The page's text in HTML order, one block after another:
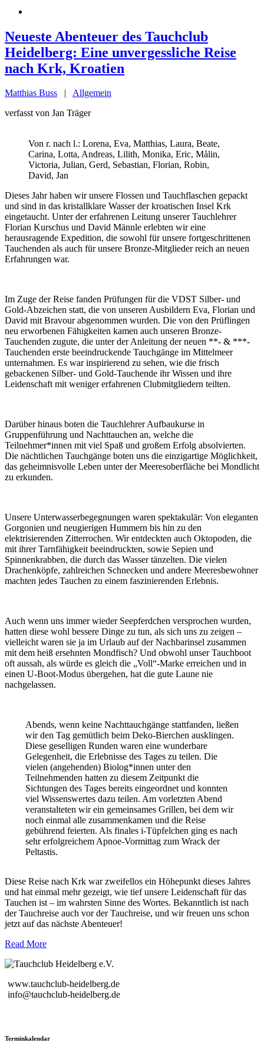
Neueste Abenteuer des Tauchclub
Heidelberg: Eine unvergessliche Reise
nach Krk, Kroatien
Matthias Buss | Allgemein
verfasst von Jan Träger
Von r. nach l.: Lorena, Eva, Matthias, Laura, Beate,
Carina, Lotta, Andreas, Lilith, Monika, Eric, Målin,
Victoria, Julian, Gerd, Sebastian, Florian, Robin,
David, Jan
Dieses Jahr haben wir unsere Flossen und Tauchflaschen gepackt
und sind in das kristallklare Wasser der kroatischen Insel Krk
eingetaucht. Unter der erfahrenen Leitung unserer Tauchlehrer
Florian Kurschus und David Männle erlebten wir eine
herausragende Expedition, die sowohl für unsere fortgeschrittenen
Tauchenden als auch für unsere Bronze-Mitglieder reich an neuen
Erfahrungen war.
Im Zuge der Reise fanden Prüfungen für die VDST Silber- und
Gold-Abzeichen statt, die von unseren Ausbildern Eva, Florian und
David mit Bravour abgenommen wurden. Die von den Prüflingen
neu erworbenen Fähigkeiten kamen auch unseren Bronze-
Tauchenden zugute, die unter der Anleitung der neuen **- & ***-
Tauchenden erste beeindruckende Tauchgänge im Mittelmeer
unternahmen. Es war inspirierend zu sehen, wie die frisch
gebackenen Silber- und Gold-Tauchende ihr Wissen und ihre
Leidenschaft mit weniger erfahrenen Clubmitgliedern teilten.
Darüber hinaus boten die Tauchlehrer Aufbaukurse in
Gruppenführung und Nachttauchen an, welche die
Teilnehmer*innen mit viel Spaß und großem Erfolg absolvierten.
Die nächtlichen Tauchgänge boten uns die einzigartige Möglichkeit,
das geheimnisvolle Leben unter der Meeresoberfläche bei Mondlicht
zu erkunden.
Unsere Unterwasserbegegnungen waren spektakulär: Von eleganten
Gorgonien und neugierigen Hummern bis hin zu den
elektrisierenden Zitterrochen. Wir entdeckten auch Oktopoden, die
mit ihrer Tarnfähigkeit beeindruckten, sowie Sepien und
Spinnenkrabben, die durch das Wasser tänzelten. Die vielen
Drachenköpfe, zahlreichen Schnecken und andere Meeresbewohner
machten jedes Tauchen zu einem faszinierenden Erlebnis.
Auch wenn uns immer wieder Seepferdchen versprochen wurden,
hatten diese wohl bessere Dinge zu tun, als sich uns zu zeigen –
vielleicht waren sie ja im Urlaub auf der Nachbarinsel zusammen
mit dem heiß ersehnten Mondfisch? Und obwohl unser Tauchboot
oft aussah, als würde es gleich die „Voll“-Marke erreichen und in
einen U-Boot-Modus übergehen, hat die gute Laune nie
nachgelassen.
Abends, wenn keine Nachttauchgänge stattfanden, ließen
wir den Tag gemütlich beim Deko-Bierchen ausklingen.
Diese geselligen Runden waren eine wunderbare
Gelegenheit, die Erlebnisse des Tages zu teilen. Die
vielen (angehenden) Biolog*innen unter den
Teilnehmenden hatten zu diesem Zeitpunkt die
Sichtungen des Tages bereits eingeordnet und konnten
viel Wissenswertes dazu teilen. Am vorletzten Abend
veranstalteten wir ein gemeinsames Grillen, bei dem wir
noch einmal alle zusammenkamen und die Reise
gebührend feierten. Als finales i-Tüpfelchen ging es nach
sehr erfolgreichem Apnoe-Vormittag zum Wrack der
Peltastis.
Diese Reise nach Krk war zweifellos ein Höhepunkt dieses Jahres
und hat einmal mehr gezeigt, wie tief unsere Leidenschaft für das
Tauchen ist – im wahrsten Sinne des Wortes. Bekanntlich ist nach
der Tauchreise auch vor der Tauchreise, und wir freuen uns schon
jetzt auf das nächste Abenteuer!
Read More
www.tauchclub-heidelberg.de
info@tauchclub-heidelberg.de
Terminkalendar